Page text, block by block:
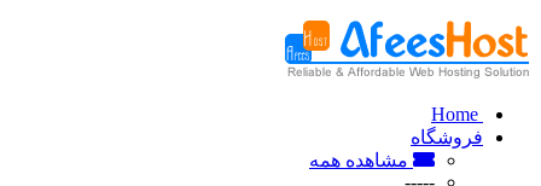
Home
فروشگاه
مشاهده همه
-----